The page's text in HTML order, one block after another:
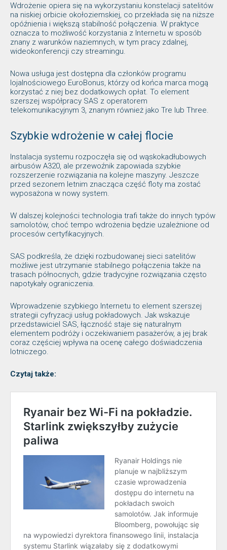
Wdrożenie opiera się na wykorzystaniu konstelacji satelitów
na niskiej orbicie okołoziemskiej, co przekłada się na niższe
opóźnienia i większą stabilność połączenia. W praktyce
oznacza to możliwość korzystania z Internetu w sposób
znany z warunków naziemnych, w tym pracy zdalnej,
wideokonferencji czy streamingu.
Nowa usługa jest dostępna dla członków programu
lojalnościowego EuroBonus, którzy od końca marca mogą
korzystać z niej bez dodatkowych opłat. To element
szerszej współpracy SAS z operatorem
telekomunikacyjnym 3, znanym również jako Tre lub Three.
Szybkie wdrożenie w całej flocie
Instalacja systemu rozpoczęła się od wąskokadłubowych
airbusów A320, ale przewoźnik zapowiada szybkie
rozszerzenie rozwiązania na kolejne maszyny. Jeszcze
przed sezonem letnim znacząca część floty ma zostać
wyposażona w nowy system.
W dalszej kolejności technologia trafi także do innych typów
samolotów, choć tempo wdrożenia będzie uzależnione od
procesów certyfikacyjnych.
SAS podkreśla, że dzięki rozbudowanej sieci satelitów
możliwe jest utrzymanie stabilnego połączenia także na
trasach północnych, gdzie tradycyjne rozwiązania często
napotykały ograniczenia.
Wprowadzenie szybkiego Internetu to element szerszej
strategii cyfryzacji usług pokładowych. Jak wskazuje
przedstawiciel SAS, łączność staje się naturalnym
elementem podróży i oczekiwaniem pasażerów, a jej brak
coraz częściej wpływa na ocenę całego doświadczenia
lotniczego.
Czytaj także: